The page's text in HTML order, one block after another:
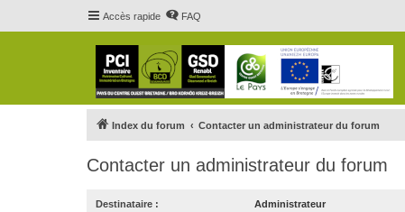
Accès rapide FAQ
Index du forum Contacter un administrateur du forum
Contacter un administrateur du forum
Destinataire : Administrateur